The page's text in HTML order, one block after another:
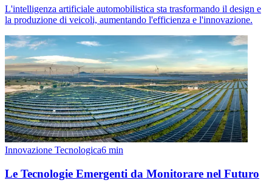
L'intelligenza artificiale automobilistica sta trasformando il design e
la produzione di veicoli, aumentando l'efficienza e l'innovazione.
Innovazione Tecnologica6 min
Le Tecnologie Emergenti da Monitorare nel Futuro